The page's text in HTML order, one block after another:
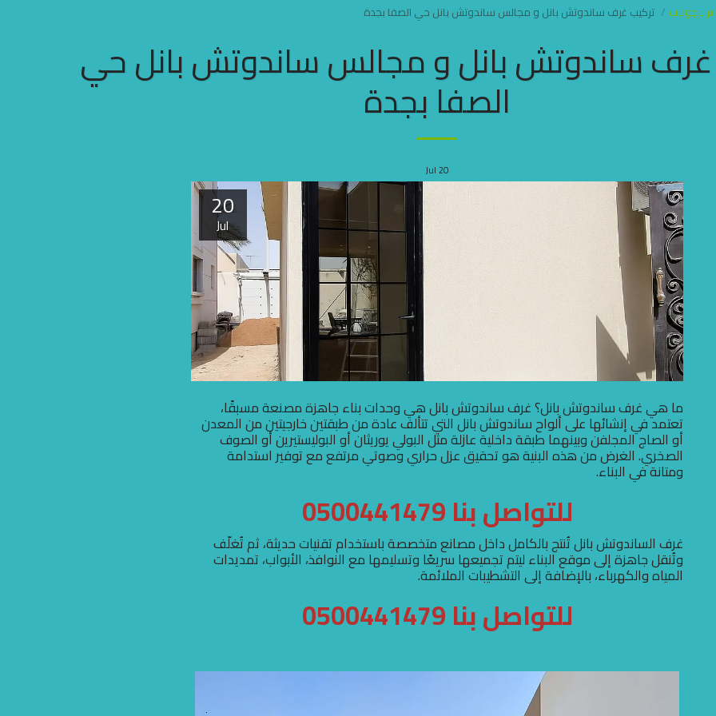
برجولات تركيب غرف ساندوتش بانل و مجالس ساندوتش بانل حي الصفا بجدة
غرف ساندوتش بانل و مجالس ساندوتش بانل حي
الصفا بجدة
20
Jul
20
Jul
ما هي غرف ساندوتش بانل؟ غرف ساندوتش بانل هي وحدات بناء جاهزة مصنعة مسبقًا،
تعتمد في إنشائها على ألواح ساندوتش بانل التي تتألف عادة من طبقتين خارجيتين من المعدن
أو الصاج المجلفن وبينهما طبقة داخلية عازلة مثل البولي يوريثان أو البوليستيرين أو الصوف
الصخري. الغرض من هذه البنية هو تحقيق عزل حراري وصوتي مرتفع مع توفير استدامة
ومتانة في البناء.
للتواصل بنا 0500441479
غرف الساندوتش بانل تُنتج بالكامل داخل مصانع متخصصة باستخدام تقنيات حديثة، ثم تُغلّف
وتُنقل جاهزة إلى موقع البناء ليتم تجميعها سريعًا وتسليمها مع النوافذ، الأبواب، تمديدات
المياه والكهرباء، بالإضافة إلى التشطيبات الملائمة.
للتواصل بنا 0500441479